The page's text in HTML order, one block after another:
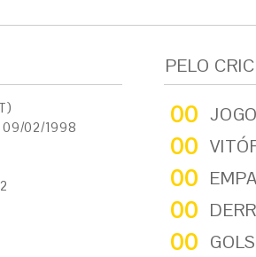
09/02/1998
PELO
00
00
00
00
00